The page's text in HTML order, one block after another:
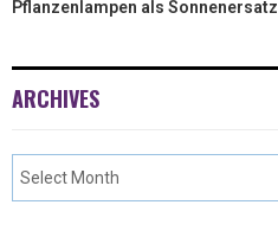
Pflanzenlampen als Sonnenersatz
ARCHIVES